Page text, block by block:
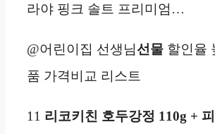
라야 핑크 솔트 프리미엄…
@어린이집 선생님선물 할인율
품 가격비교 리스트
11 리코키친 호두강정 110g +